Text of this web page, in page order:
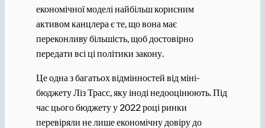
економічної моделі найбільш корисним
активом канцлера є те, що вона має
переконливу більшість, щоб достовірно
передати всі ці політики закону.
Це одна з багатьох відмінностей від міні-
бюджету Ліз Трасс, яку іноді недооцінюють. Під
час цього бюджету у 2022 році ринки
перевіряли не лише економічну довіру до